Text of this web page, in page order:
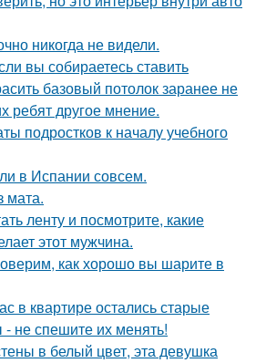
никогда не видели.
вы собираетесь ставить
базовый потолок заранее не
ребят другое мнение.
подростков к началу учебного
в Испании совсем.
мата.
ленту и посмотрите, какие
этот мужчина.
как хорошо вы шарите в
в квартире остались старые
- не спешите их менять!
в белый цвет, эта девушка